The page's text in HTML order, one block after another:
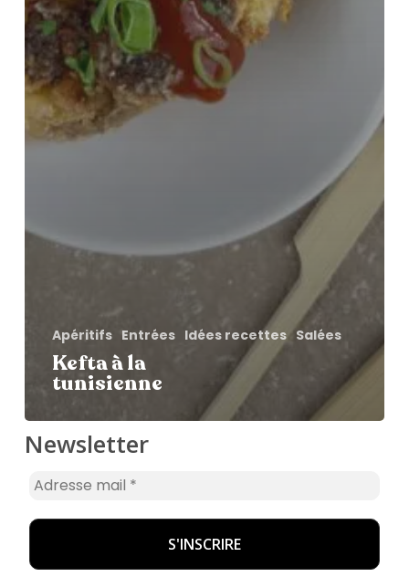
Apéritifs Entrées Idées recettes Salées
Kefta à la
tunisienne
Newsletter